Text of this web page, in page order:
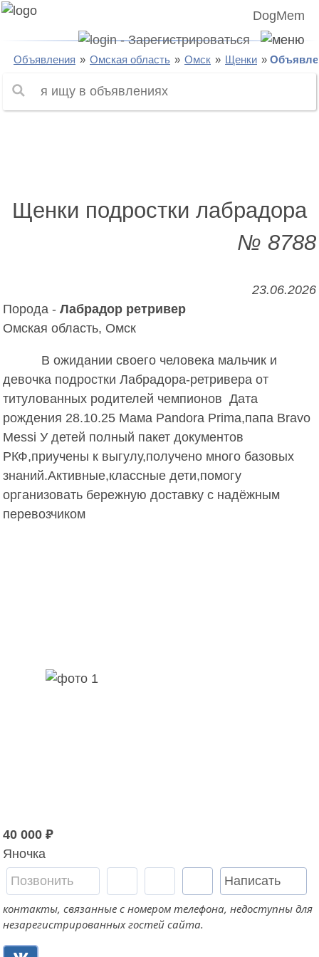
DogMem
Объявления Омская область Омск Щенки
Щенки подростки лабрадора
№ 8788
23.06.2026
Порода - Лабрадор ретривер
Омская область, Омск
В ожидании своего человека мальчик и
девочка подростки Лабрадора-ретривера от
титулованных родителей чемпионов ️ Дата
рождения 28.10.25 Мама Pandora Prima,папа Bravo
Messi У детей полный пакет документов
РКФ,приучены к выгулу,получено много базовых
знаний.Активные,классные дети,помогу
организовать бережную доставку с надёжным
перевозчиком
40 000 ₽
Яночка
Позвонить
Написать
контакты, связанные с номером телефона, недоступны для
незарегистрированных гостей сайта.